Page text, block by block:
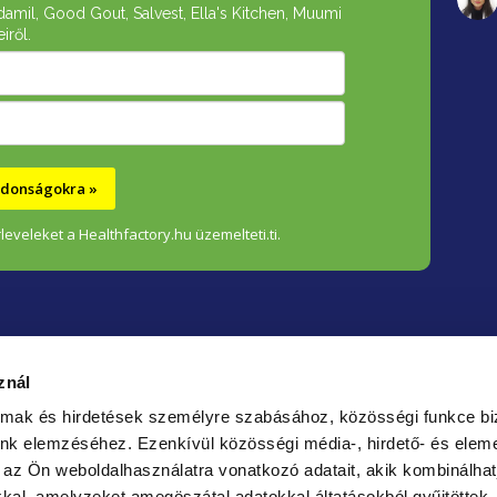
és hirdetések személyre szabásához, közösségi funkce
elemzéséhez. Ezenkívül közösségi média-, hirdető- és
Ön weboldalhasználatra vonatkozó adatait, akik
t
á
e
l
e
Good Gout, Salvest, Ella's Kitchen, Muumi
»
a Healthfactory.hu üzemelteti.ti.